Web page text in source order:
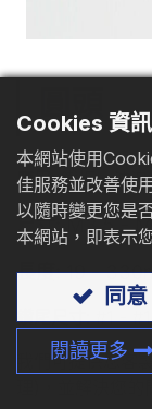
應用: 鐵板、波
尺寸: M3.5 -
長度:19 -
鑽尾尺寸: #1 -
我們可提供您客
Cookies 資訊
本網站使用
佳服務並改善使
以隨時變更您是
本網站，即表示
同意
閱讀更多